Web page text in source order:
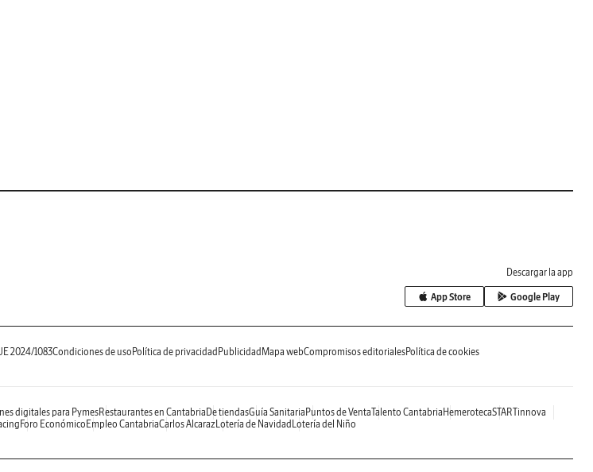
Descargar la app
App Store Google Play
2024/1083Condiciones de uso Política de privacidad Publicidad Mapa webCompromisos editorialesPolítica de cookies
digitales para PymesRestaurantes en Cantabria De tiendasGuía Sanitaria Puntos de VentaTalento Cantabria HemerotecaSTARTinnova
Foro Económico Empleo CantabriaCarlos AlcarazLotería de Navidad Lotería del Niño